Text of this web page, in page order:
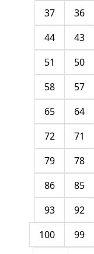
36
37
43
44
50
51
57
58
64
65
71
72
78
79
85
86
92
93
99
100